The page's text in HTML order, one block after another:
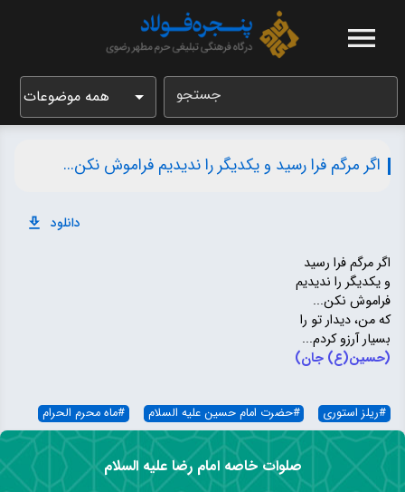
جستجو همه موضوعات
اگر مرگم فرا رسید و یکدیگر را ندیدیم فراموش نکن...
دانلود
اگر مرگم فرا رسید
و یکدیگر را ندیدیم
فراموش نکن...
که من، دیدار تو را
بسیار آرزو کردم...
(حسین(ع) جان)
#ریلز استوری #حضرت امام حسین علیه السلام #ماه محرم الحرام
صلوات خاصه امام رضا علیه السلام